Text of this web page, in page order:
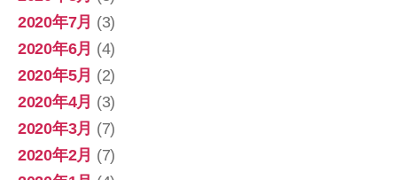
2020年7月 (3)
2020年6月 (4)
2020年5月 (2)
2020年4月 (3)
2020年3月 (7)
2020年2月 (7)